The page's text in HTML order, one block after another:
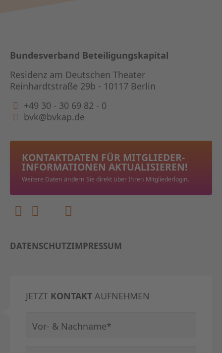
Bundesverband Beteiligungskapital
Residenz am Deutschen Theater
Reinhardtstraße 29b - 10117 Berlin
+49 30 - 30 69 82 - 0
bvk@bvkap.de
KONTAKTDATEN FÜR MITGLIEDER­
INFORMATIONEN AKTUALISIEREN!
Weitere Daten ändern Sie direkt über Ihren Mitgliederlogin.
DATENSCHUTZIMPRESSUM
JETZT KONTAKT AUFNEHMEN
Pflichtfeld
Vor- & Nachname*